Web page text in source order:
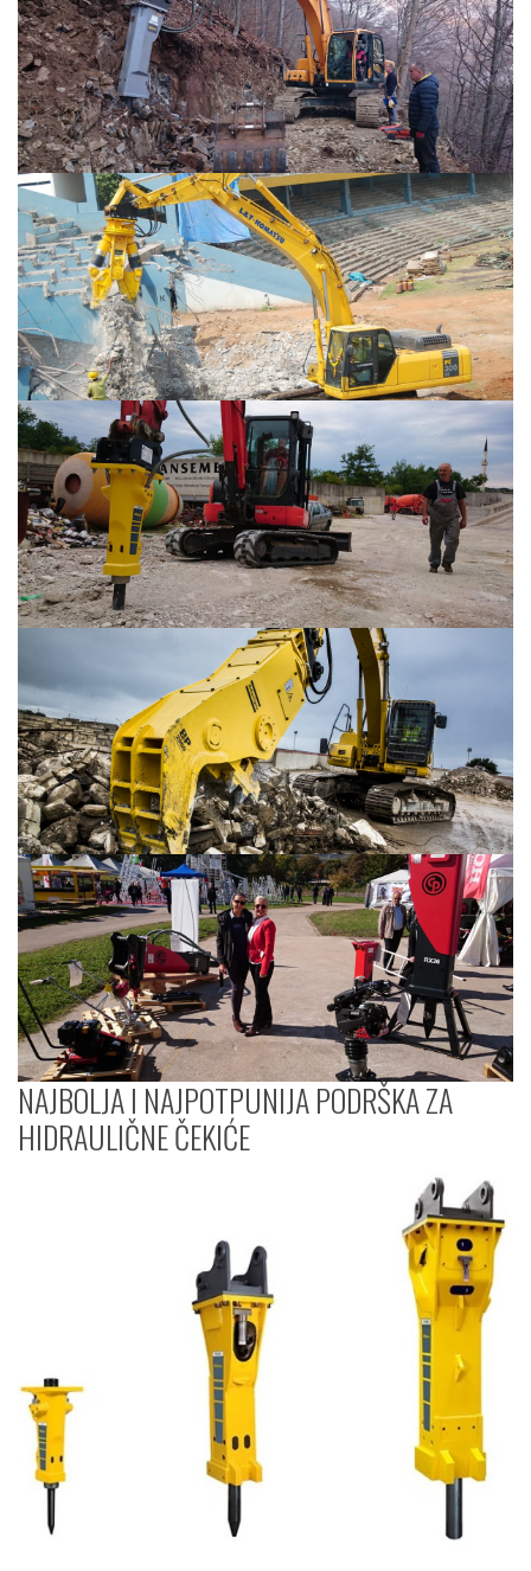
NAJBOLJA I NAJPOTPUNIJA PODRŠKA ZA
HIDRAULIČNE ČEKIĆE